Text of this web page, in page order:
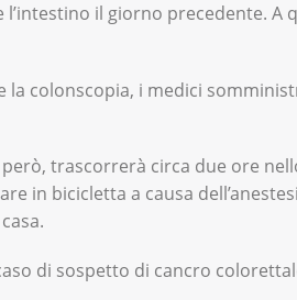
il giorno precedente. A
la colonscopia, i medici
trascorrerà circa due ore
in bicicletta a causa
di sospetto di cancro